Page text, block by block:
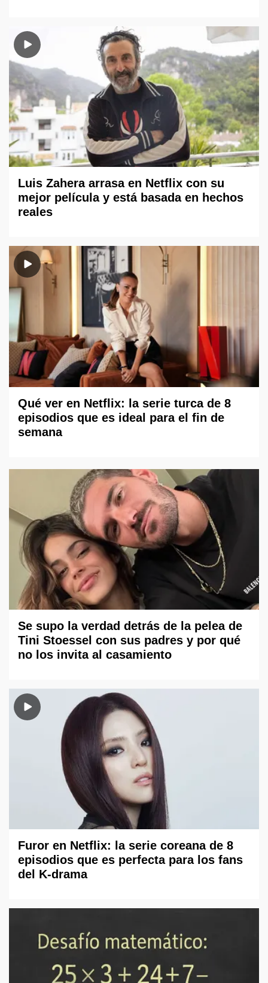
Luis Zahera arrasa en Netflix con su
mejor película y está basada en hechos
reales
Qué ver en Netflix: la serie turca de 8
episodios que es ideal para el fin de
semana
Se supo la verdad detrás de la pelea de
Tini Stoessel con sus padres y por qué
no los invita al casamiento
Furor en Netflix: la serie coreana de 8
episodios que es perfecta para los fans
del K-drama